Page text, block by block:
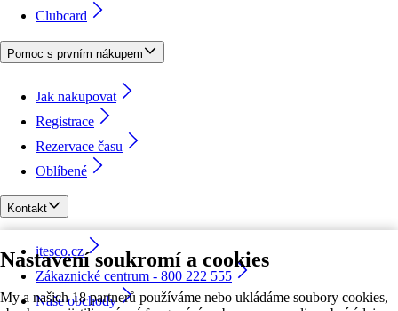
Nastavení soukromí a cookies
My a našich 18 partnerů používáme nebo ukládáme soubory cookies,
Clubcard
Pomoc s prvním nákupem
Jak nakupovat
Registrace
Rezervace času
Oblíbené
Kontakt
itesco.cz
Zákaznické centrum - 800 222 555
Naše obchody